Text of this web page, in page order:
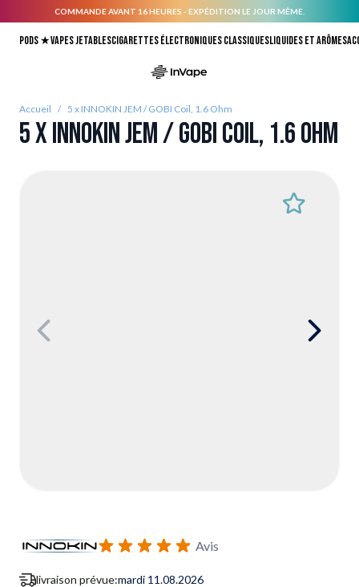
COMMANDE AVANT 16 HEURES - EXPÉDITION LE JOUR MÊME.
Pods ★Vapes jetablesCigarettes électroniques classiquesLiquides et arômes
Accueil / 5 x INNOKIN JEM / GOBI Coil, 1.6 Ohm
5 x INNOKIN JEM / GOBI Coil, 1.6 Ohm
Avis
livraison prévue:mardi 11.08.2026